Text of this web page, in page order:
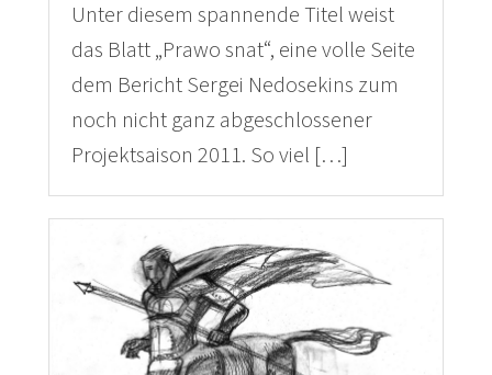
Unter diesem spannende Titel weist
das Blatt „Prawo snat“, eine volle Seite
dem Bericht Sergei Nedosekins zum
noch nicht ganz abgeschlossener
Projektsaison 2011. So viel […]